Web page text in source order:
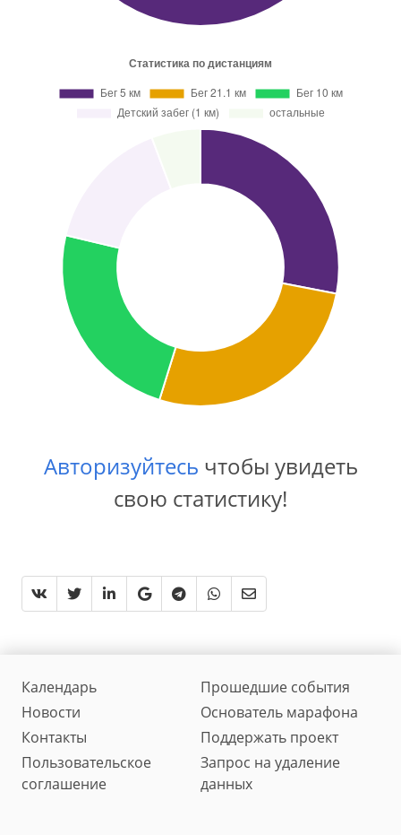
Авторизуйтесь чтобы увидеть
свою статистику!
Календарь
Прошедшие события
Новости
Основатель марафона
Контакты
Поддержать проект
Пользовательское
соглашение
Запрос на удаление
данных